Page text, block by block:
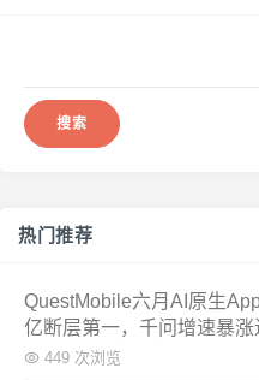
热门推荐
QuestMobile六月AI原生
亿断层第一，千问增速暴涨
449 次浏览